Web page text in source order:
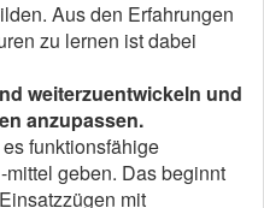
Aus den Erfahrungen
zu lernen ist dabei
weiterzuentwickeln und
anzupassen.
funktionsfähige
geben. Das beginnt
mit